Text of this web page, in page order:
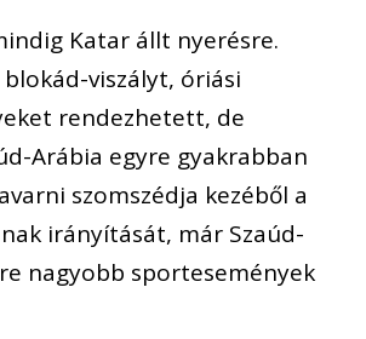
Katar állt nyerésre.
viszályt, óriási
rendezhetett, de
Arábia egyre gyakrabban
szomszédja kezéből a
irányítását, már Szaúd-
nagyobb sportesemények